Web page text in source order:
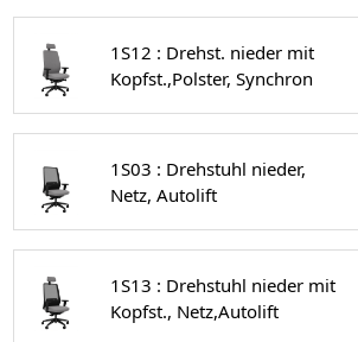
1S12 : Drehst. nieder mit
Kopfst.,Polster, Synchron
1S03 : Drehstuhl nieder,
Netz, Autolift
1S13 : Drehstuhl nieder mit
Kopfst., Netz,Autolift